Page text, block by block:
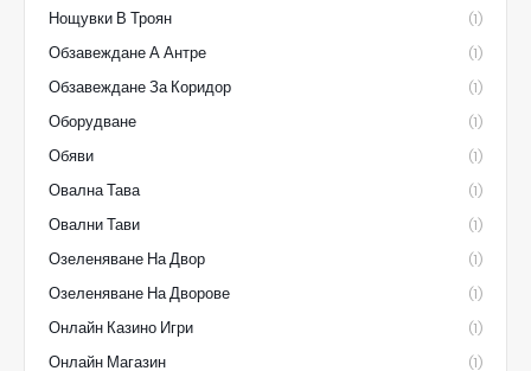
Нощувки В Троян (1)
Обзавеждане А Антре (1)
Обзавеждане За Коридор (1)
Оборудване (1)
Обяви (1)
Овална Тава (1)
Овални Тави (1)
Озеленяване На Двор (1)
Озеленяване На Дворове (1)
Онлайн Казино Игри (1)
Онлайн Магазин (1)